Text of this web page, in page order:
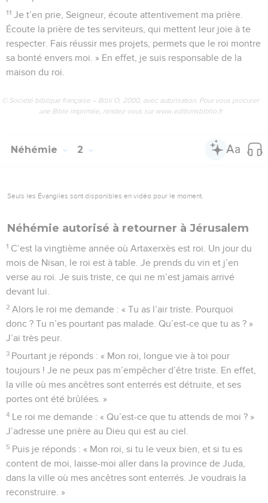
11 Je t’en prie, Seigneur, écoute attentivement ma prière.
Écoute la prière de tes serviteurs, qui mettent leur joie à te
respecter. Fais réussir mes projets, permets que le roi montre
sa bonté envers moi. » En effet, je suis responsable de la
maison du roi.
© Société biblique française – Bibli’O, 2000, avec autorisation. Pour vous procurer
une Bible imprimée, rendez-vous sur www.editionsbiblio.fr
Néhémie 2
Seuls les Évangiles sont disponibles en vidéo pour le moment.
Néhémie autorisé à retourner à Jérusalem
1 C’est la vingtième année où Artaxerxès est roi. Un jour du
mois de Nisan, le roi est à table. Je prends du vin et j’en
verse au roi. Je suis triste, ce qui ne m’est jamais arrivé
devant lui.
2 Alors le roi me demande : « Tu as l’air triste. Pourquoi
donc ? Tu n’es pourtant pas malade. Qu’est-ce que tu as ? »
J’ai très peur.
3 Pourtant je réponds : « Mon roi, longue vie à toi pour
toujours ! Je ne peux pas m’empêcher d’être triste. En effet,
la ville où mes ancêtres sont enterrés est détruite, et ses
portes ont été brûlées. »
4 Le roi me demande : « Qu’est-ce que tu attends de moi ? »
J’adresse une prière au Dieu qui est au ciel.
5 Puis je réponds : « Mon roi, si tu le veux bien, et si tu es
content de moi, laisse-moi aller dans la province de Juda,
dans la ville où mes ancêtres sont enterrés. Je voudrais la
reconstruire. »